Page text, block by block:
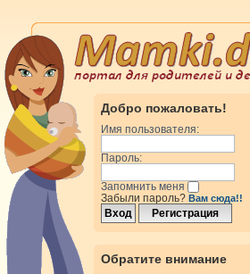
Добро пожаловать!
Имя пользователя:
Пароль:
Запомнить меня
Забыли пароль? Вам сюда!!
Обратите внимание